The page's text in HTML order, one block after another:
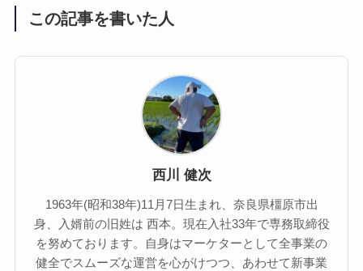
この記事を書いた人
西川 健次
1963年(昭和38年)11月7日生まれ、奈良県橿原市出
身、入婿前の旧姓は 西本。現在入社33年で専務取締役
を努めております。自身はマーケターとして全事業の
健全でスムーズな運営を心がけつつ、あわせて新事業